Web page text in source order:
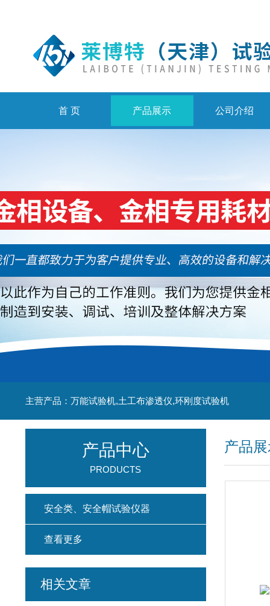
首 页 产品展示 公司介绍
主营产品：万能试验机,土工布渗透仪,环刚度试验机
产品
产品中心
PRODUCTS
安全类、安全帽试验仪器
查看更多
相关文章